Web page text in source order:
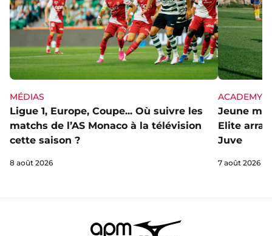
MÉDIAS
Ligue 1, Europe, Coupe... Où suivre les
matchs de l’AS Monaco à la télévision
cette saison ?
8 août 2026
ACADEMY
Jeune
Elite
Juve
7 août 2026